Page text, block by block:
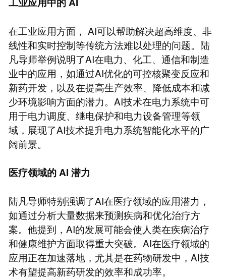
在工业应用方面， AI可以帮助解决超高维度、非
线性和实时控制等传统方法难以处理的问题。陆
凡导师举例说明了AI在电力、化工、通信和制造
业中的应用，如通过AI优化的可控核聚变反应和
新药开发，以及在提高生产效率、降低成本和减
少环境影响方面的潜力。AI技术在电力系统中可
用于电力调度、继电保护和电力设备管理等领
域，展现了AI技术提升电力系统智能化水平的广
阔前景。
医疗领域的AI 潜力
陆凡导师特别强调了AI在医疗领域的应用潜力，
如通过分析大量数据来预测疾病和优化治疗方
案。他提到，AI的发展可能会使人类在疾病治疗
和健康维护方面取得重大突破。AI在医疗领域的
应用正在加速落地，尤其是在药物研发中，AI技
术有望提高新药研发的效率和成功率。